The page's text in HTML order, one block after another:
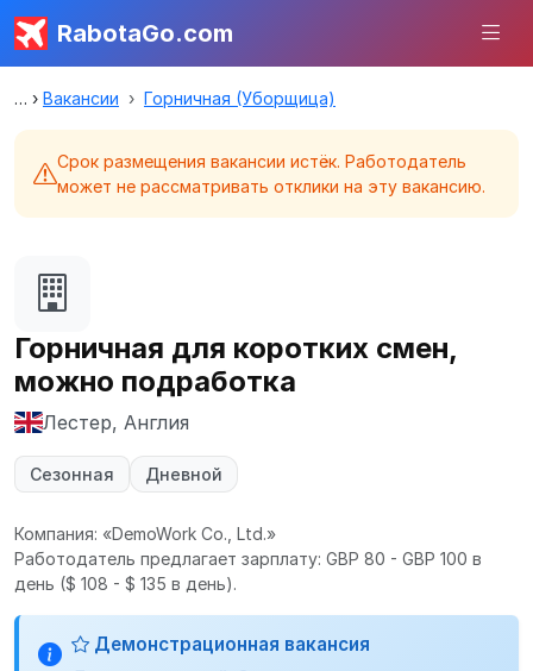
RabotaGo.com
Вакансии Горничная (Уборщица)
Срок размещения вакансии истёк. Работодатель
может не рассматривать отклики на эту вакансию.
Горничная для коротких смен,
можно подработка
Лестер, Англия
Сезонная Дневной
Компания: «DemoWork Co., Ltd.»
Работодатель предлагает зарплату: GBP 80 - GBP 100 в
день ($ 108 - $ 135 в день).
Демонстрационная вакансия